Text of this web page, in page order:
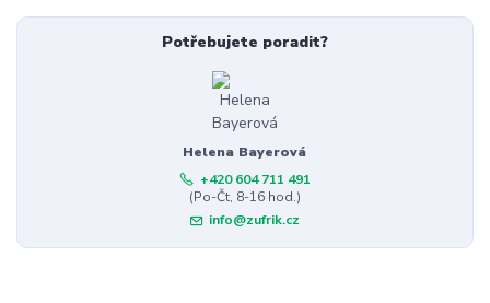
Potřebujete poradit?
Helena Bayerová
+420 604 711 491
(Po-Čt, 8-16 hod.)
info@zufrik.cz